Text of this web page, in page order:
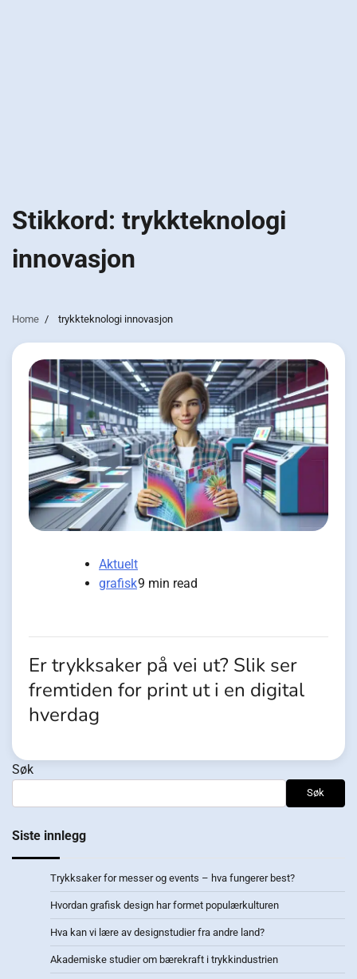
Stikkord: trykkteknologi
innovasjon
Home trykkteknologi innovasjon
Aktuelt
grafisk9 min read
Er trykksaker på vei ut? Slik ser
fremtiden for print ut i en digital
hverdag
Søk
Søk
Siste innlegg
Trykksaker for messer og events – hva fungerer best?
Hvordan grafisk design har formet populærkulturen
Hva kan vi lære av designstudier fra andre land?
Akademiske studier om bærekraft i trykkindustrien